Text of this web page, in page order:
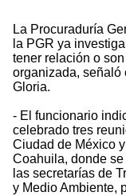
La Procuraduría
la PGR ya
tener relación o
organizada, señaló
Gloria.
- El funcionario
celebrado tres
Ciudad de México
Coahuila, donde
las secretarías de
y Medio Ambiente,